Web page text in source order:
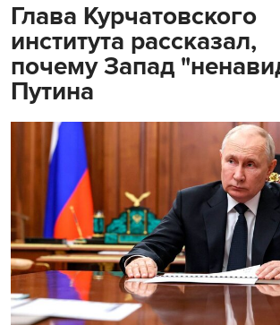
Глава Курчатовского
института рассказал,
почему Запад
Путина